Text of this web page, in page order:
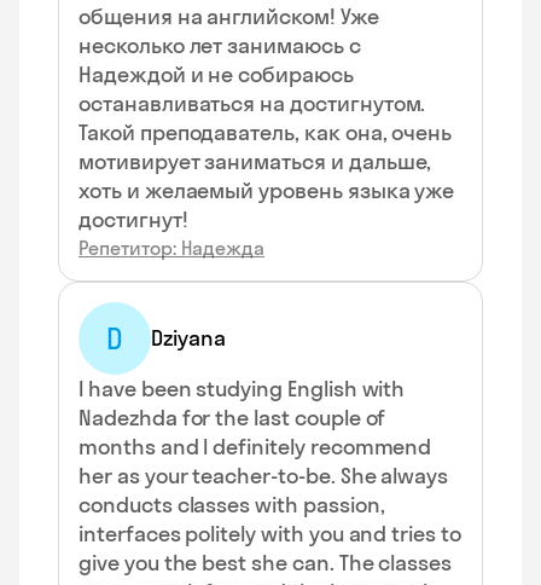
общения на английском! Уже
несколько лет занимаюсь с
Надеждой и не собираюсь
останавливаться на достигнутом.
Такой преподаватель, как она, очень
мотивирует заниматься и дальше,
хоть и желаемый уровень языка уже
достигнут!
Репетитор: Надежда
D
Dziyana
I have been studying English with
Nadezhda for the last couple of
months and I definitely recommend
her as your teacher-to-be. She always
conducts classes with passion,
interfaces politely with you and tries to
give you the best she can. The classes